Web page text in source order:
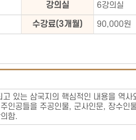
강의실 6강의실
수강료(3개월) 90,000원
있는 삼국지의 핵심적인 내용을 역
인공들을 주공인물, 군사인문, 장수인
함.